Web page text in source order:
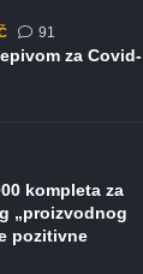
91
za Covid-
kompleta za
„proizvodnog
pozitivne